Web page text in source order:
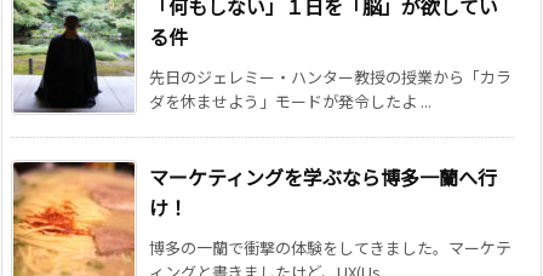
「何もしない」１日を「脳」が欲してい
る件
先日のジェレミー・ハンター教授の授業から「カラ
ダを休ませよう」モードが発令したよ ...
マーケティングを学ぶなら博多一蘭へ行
け！
博多の一蘭で衝撃の体験をしてきました。マーケテ